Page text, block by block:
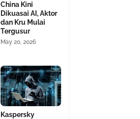
China Kini
Dikuasai AI, Aktor
dan Kru Mulai
Tergusur
May 20, 2026
Kaspersky